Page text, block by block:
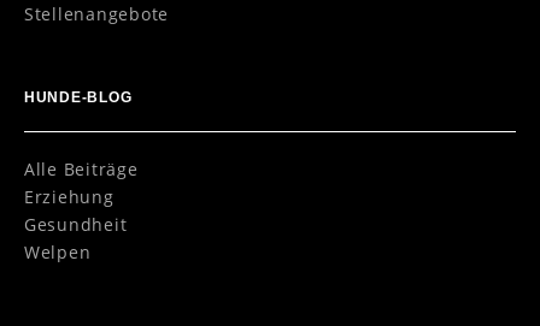
Stellenangebote
HUNDE-BLOG
Alle Beiträge
Erziehung
Gesundheit
Welpen